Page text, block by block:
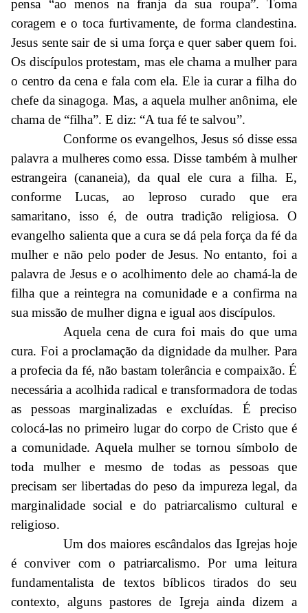
pensa “ao menos na franja da sua roupa”. Toma
coragem e o toca furtivamente, de forma clandestina.
Jesus sente sair de si uma força e quer saber quem foi.
Os discípulos protestam, mas ele chama a mulher para
o centro da cena e fala com ela. Ele ia curar a filha do
chefe da sinagoga. Mas, a aquela mulher anônima, ele
chama de “filha”. E diz: “A tua fé te salvou”.
Conforme os evangelhos, Jesus só disse essa
palavra a mulheres como essa. Disse também à mulher
estrangeira (cananeia), da qual ele cura a filha. E,
conforme Lucas, ao leproso curado que era
samaritano, isso é, de outra tradição religiosa. O
evangelho salienta que a cura se dá pela força da fé da
mulher e não pelo poder de Jesus. No entanto, foi a
palavra de Jesus e o acolhimento dele ao chamá-la de
filha que a reintegra na comunidade e a confirma na
sua missão de mulher digna e igual aos discípulos.
Aquela cena de cura foi mais do que uma
cura. Foi a proclamação da dignidade da mulher. Para
a profecia da fé, não bastam tolerância e compaixão. É
necessária a acolhida radical e transformadora de todas
as pessoas marginalizadas e excluídas. É preciso
colocá-las no primeiro lugar do corpo de Cristo que é
a comunidade. Aquela mulher se tornou símbolo de
toda mulher e mesmo de todas as pessoas que
precisam ser libertadas do peso da impureza legal, da
marginalidade social e do patriarcalismo cultural e
religioso.
Um dos maiores escândalos das Igrejas hoje
é conviver com o patriarcalismo. Por uma leitura
fundamentalista de textos bíblicos tirados do seu
contexto, alguns pastores de Igreja ainda dizem a